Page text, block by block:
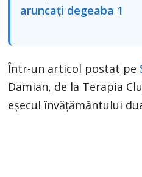
Într-un articol postat pe
Damian, de la Terapia
eșecul învățământului